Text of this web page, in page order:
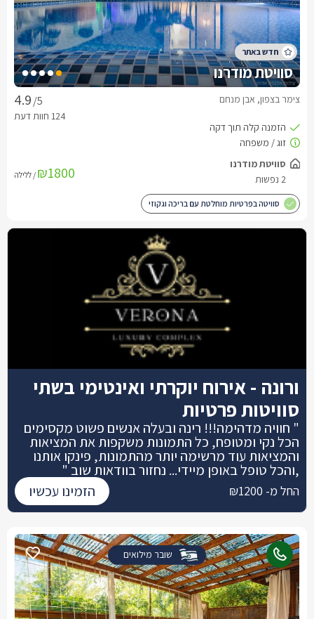
סוויטת מודרנו
/5 צימר בצפון, אבן מנחם
₪1800 / ללילה
סוויטה בפרטיות מוחלטת עם בריכה וגקוזי
שובר מילואים
ורונה - אירוח יוקרתי ואינטימי בשתי
סוויטות פרטיות
" חוויה מדהימה!!! רינה ובעלה אנשים פשוט מקסימים
הכל נקי ומטופח, כל התמונות משקפות את המציאות
והמציאות עוד מרשימה יותר מהתמונות, פינקו אותנו
,והכל טופל באופן מיידי... נחזור בוודאות שוב "
החל מ- ₪1200 הזמינו עכשיו